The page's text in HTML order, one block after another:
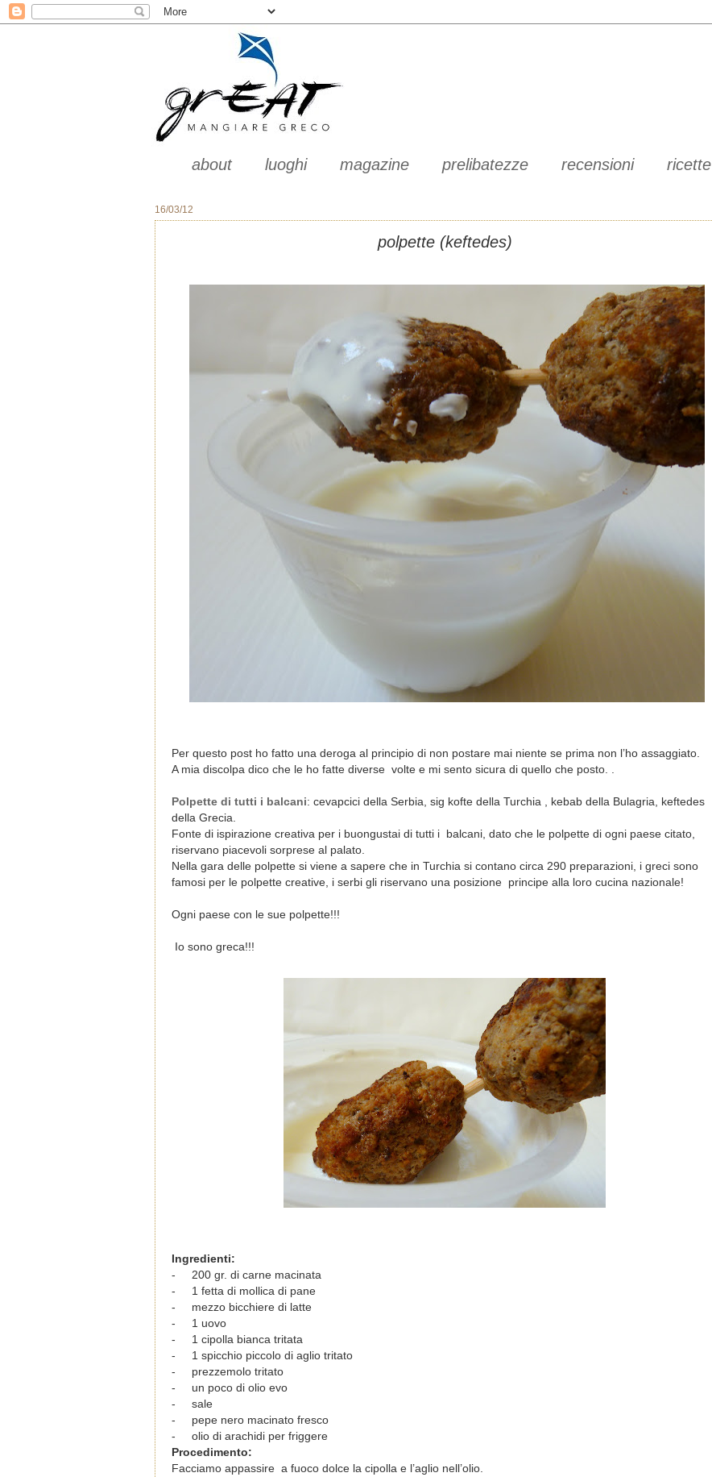
about luoghi magazine prelibatezze recensioni ricette
16/03/12
polpette (keftedes)
Per questo post ho fatto una deroga al principio di non postare mai niente se prima non l’ho assaggiato.
A mia discolpa dico che le ho fatte diverse volte e mi sento sicura di quello che posto. .
Polpette di tutti i balcani: cevapcici della Serbia, sig kofte della Turchia , kebab della Bulagria, keftedes
della Grecia.
Fonte di ispirazione creativa per i buongustai di tutti i
balcani, dato che le polpette di ogni paese citato,
riservano piacevoli sorprese al palato.
Nella gara delle polpette si viene a sapere che in Turchia si contano circa 290 preparazioni, i greci sono
famosi per le polpette creative, i serbi gli riservano una posizione principe alla loro cucina nazionale!
Ogni paese con le sue polpette!!!
o sono greca!!!
Ingredienti:
-
200 gr. di carne macinata
-
1 fetta di mollica di pane
-
mezzo bicchiere di latte
-
1 uovo
-
1 cipolla bianca tritata
-
1 spicchio piccolo di aglio tritato
-
prezzemolo tritato
-
un poco di olio evo
-
sale
-
pepe nero macinato fresco
-
olio di arachidi per friggere
Procedimento:
Facciamo appassire a fuoco dolce la cipolla e l’aglio nell’olio.